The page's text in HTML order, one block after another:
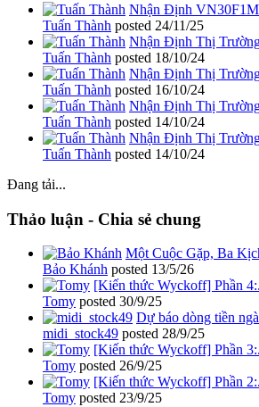
Nhận Định VN30F1M
Tuấn Thành posted 24/11/25
Nhận Định Thị
Tuấn Thành posted 18/10/24
Nhận Định Thị
Tuấn Thành posted 16/10/24
Nhận Định Thị
Tuấn Thành posted 14/10/24
Nhận Định Thị
Tuấn Thành posted 14/10/24
Đang tải...
Thảo luận - Chia sẻ chung
Một Cuộc Gặp, Ba
Bảo Khánh posted 13/5/26
[Kiến thức Wyckoff] Phần
Tomy posted 30/9/25
Dự báo dòng tiền
midi_stock49 posted 28/9/25
[Kiến thức Wyckoff] Phần
Tomy posted 26/9/25
[Kiến thức Wyckoff] Phần
Tomy posted 23/9/25